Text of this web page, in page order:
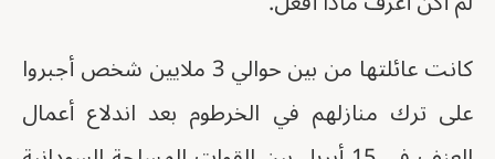
كانت عائلتها من بين حوالي 3 ملايين شخص أجبروا
على ترك منازلهم في الخرطوم بعد اندلاع أعمال